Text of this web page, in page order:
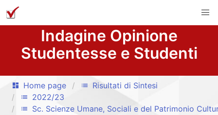
Indagine Opinione
Studentesse e Studenti
dashboard Home page list Risultati di Sintesi
list 2022/23
list Sc. Scienze Umane, Sociali e del Patrimonio